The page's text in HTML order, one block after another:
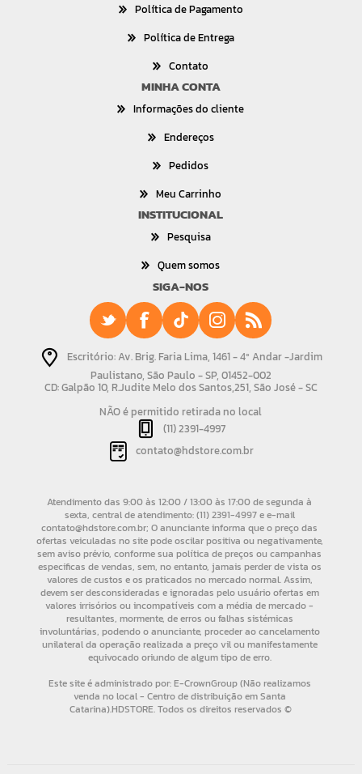
Política de Pagamento
Política de Entrega
Contato
MINHA CONTA
Informações do cliente
Endereços
Pedidos
Meu Carrinho
INSTITUCIONAL
Pesquisa
Quem somos
SIGA-NOS
Escritório: Av. Brig. Faria Lima, 1461 - 4º Andar -Jardim
Paulistano, São Paulo - SP, 01452-002
CD: Galpão 10, R.Judite Melo dos Santos,251, São José - SC
NÃO é permitido retirada no local
(11) 2391-4997
contato@hdstore.com.br